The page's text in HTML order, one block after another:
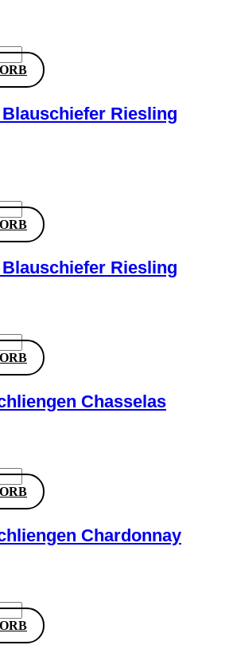
Riesling
Riesling
Chasselas
Chardonnay